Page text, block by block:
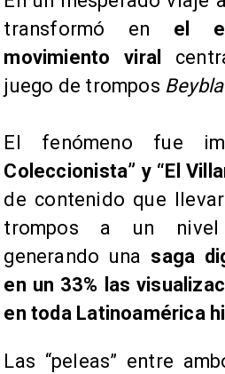
transformó en el
movimiento viral
juego de trompos
El fenómeno fue
Coleccionista” y “El
de contenido que
trompos a un nivel
generando una saga
en un 33% las
en toda Latinoamérica
Las “peleas” entre